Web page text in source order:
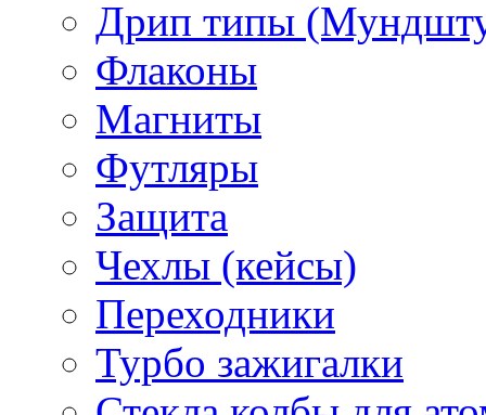
Дрип типы
Флаконы
Магниты
Футляры
Защита
Чехлы (кейсы)
Переходники
Турбо зажигалки